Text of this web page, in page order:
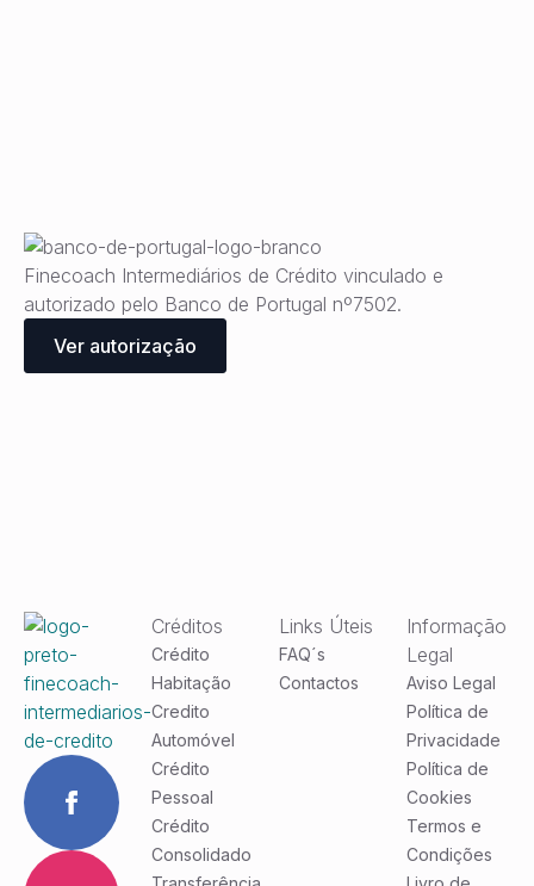
Finecoach Intermediários de Crédito vinculado e
autorizado pelo Banco de Portugal nº7502.
Ver autorização
Créditos
Crédito
Habitação
Credito
Automóvel
Crédito
Pessoal
Crédito
Consolidado
Links Úteis
FAQ´s
Contactos
Informação
Legal
Aviso Legal
Política de
Privacidade
Política de
Cookies
Termos e
Condições